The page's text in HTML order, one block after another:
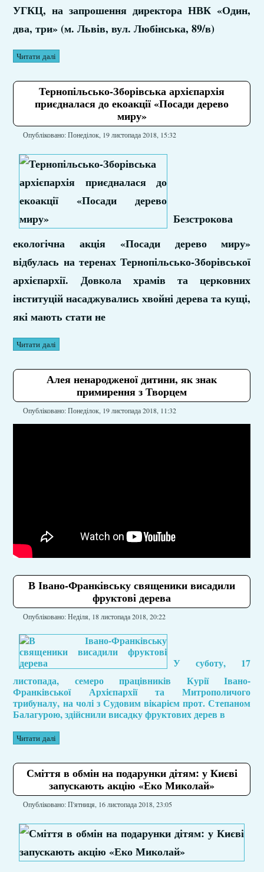
УГКЦ, на запрошення директора НВК «Один,
два, три» (м. Львів, вул. Любінська, 89/в)
Читати далі
Тернопільсько-Зборівська архієпархія
приєдналася до екоакції «Посади дерево
миру»
Опубліковано: Понеділок, 19 листопада 2018, 15:32
Безстрокова
екологічна акція «Посади дерево миру»
відбулась на теренах Тернопільсько-Зборівської
архієпархії. Довкола храмів та церковних
інституцій насаджувались хвойні дерева та кущі,
які мають стати не
Читати далі
Алея ненародженої дитини, як знак
примирення з Творцем
Опубліковано: Понеділок, 19 листопада 2018, 11:32
В Івано-Франківську священики висадили
фруктові дерева
Опубліковано: Неділя, 18 листопада 2018, 20:22
У суботу, 17
листопада, семеро працівників Курії Івано-
Франківської Архієпархії та Митрополичого
трибуналу, на чолі з Судовим вікарієм прот. Степаном
Балагурою, здійснили висадку фруктових дерев в
Читати далі
Сміття в обмін на подарунки дітям: у Києві
запускають акцію «Еко Миколай»
Опубліковано: П'ятниця, 16 листопада 2018, 23:05